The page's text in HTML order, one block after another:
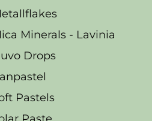
Minerals - Lavinia
Drops
Pastels